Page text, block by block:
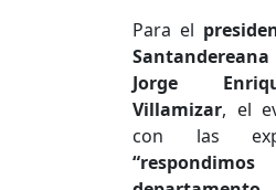
Para el
Jorge
Villamizar, el
con las